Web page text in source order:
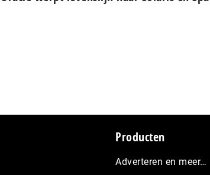
Producten
Adverteren en meer…